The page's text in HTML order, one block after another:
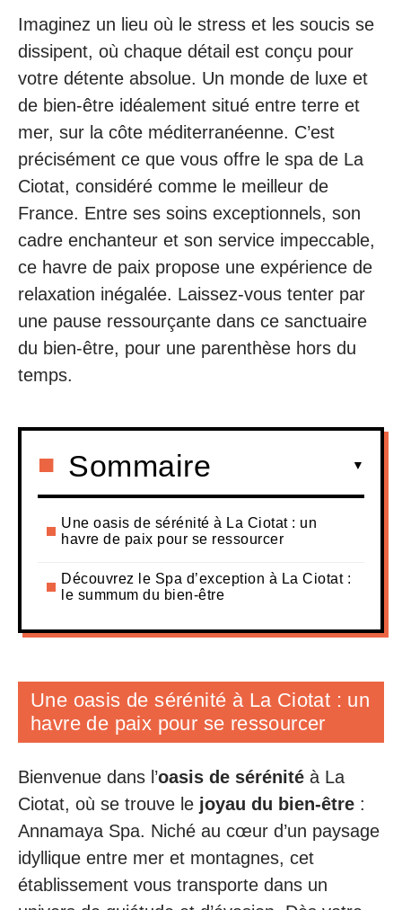
Imaginez un lieu où le stress et les soucis se
dissipent, où chaque détail est conçu pour
votre détente absolue. Un monde de luxe et
de bien-être idéalement situé entre terre et
mer, sur la côte méditerranéenne. C’est
précisément ce que vous offre le spa de La
Ciotat, considéré comme le meilleur de
France. Entre ses soins exceptionnels, son
cadre enchanteur et son service impeccable,
ce havre de paix propose une expérience de
relaxation inégalée. Laissez-vous tenter par
une pause ressourçante dans ce sanctuaire
du bien-être, pour une parenthèse hors du
temps.
Sommaire
Une oasis de sérénité à La Ciotat : un
havre de paix pour se ressourcer
Découvrez le Spa d’exception à La Ciotat :
le summum du bien-être
Une oasis de sérénité à La Ciotat : un
havre de paix pour se ressourcer
Bienvenue dans l’oasis de sérénité à La
Ciotat, où se trouve le joyau du bien-être :
Annamaya Spa. Niché au cœur d’un paysage
idyllique entre mer et montagnes, cet
établissement vous transporte dans un